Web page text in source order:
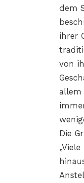
dem
ihrer
von
allem
Die